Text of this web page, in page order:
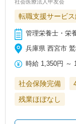
社会医療法人甲友会
転職支援サービ
管理栄養士・栄
兵庫県 西宮市
時給 1,350円 ～
社会保険完備
残業ほぼなし